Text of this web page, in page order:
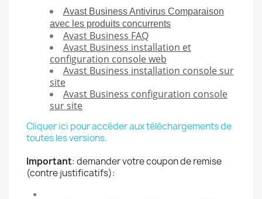
Avast Business Antivirus Comparaison
avec les produits concurrents
Avast Business FAQ
Avast Business installation et
configuration console web
Avast Business installation console sur
site
Avast Business configuration console
sur site
Cliquer ici pour accéder aux téléchargements de
toutes les versions.
Important: demander votre coupon de remise
(contre justificatifs):